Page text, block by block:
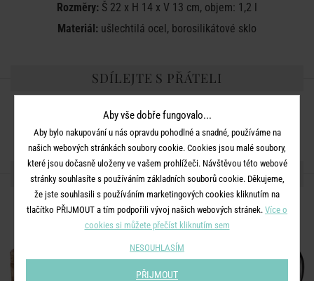
Rozměry: Š 22 x H 14 x V 13 cm, objem: 1,2 l
Materiál: ušlechtilá ocel, borosilikátové sklo
SDÍLEJTE S PŘÁTELI
DALŠÍ PRODUKTY ZE SÉRIE
Aby vše dobře fungovalo...
Aby bylo nakupování u nás opravdu pohodlné a snadné, používáme na
našich webových stránkách soubory cookie. Cookies jsou malé soubory,
které jsou dočasně uloženy ve vašem prohlížeči. Návštěvou této webové
stránky souhlasíte s používáním základních souborů cookie. Děkujeme,
že jste souhlasili s používáním marketingových cookies kliknutím na
tlačítko PŘIJMOUT a tím podpořili vývoj našich webových stránek. Více o
cookies si můžete přečíst kliknutím sem
NESOUHLASÍM
PŘIJMOUT